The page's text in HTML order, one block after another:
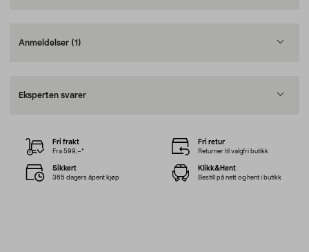
Anmeldelser (1)
Eksperten svarer
Fri frakt
Fra 599,–*
Fri retur
Returner til valgfri butikk
Sikkert
365 dagers åpent kjøp
Klikk&Hent
Bestill på nett og hent i butikk